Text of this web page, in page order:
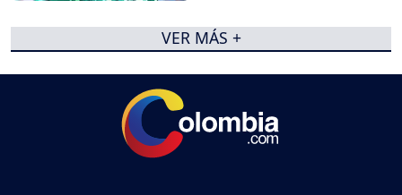
VER MÁS +